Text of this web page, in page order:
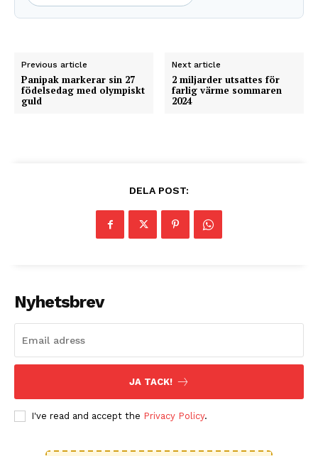
Previous article
Panipak markerar sin 27
födelsedag med olympiskt
guld
Next article
2 miljarder utsattes för
farlig värme sommaren
2024
DELA POST:
Nyhetsbrev
JA TACK!
I've read and accept the Privacy Policy.